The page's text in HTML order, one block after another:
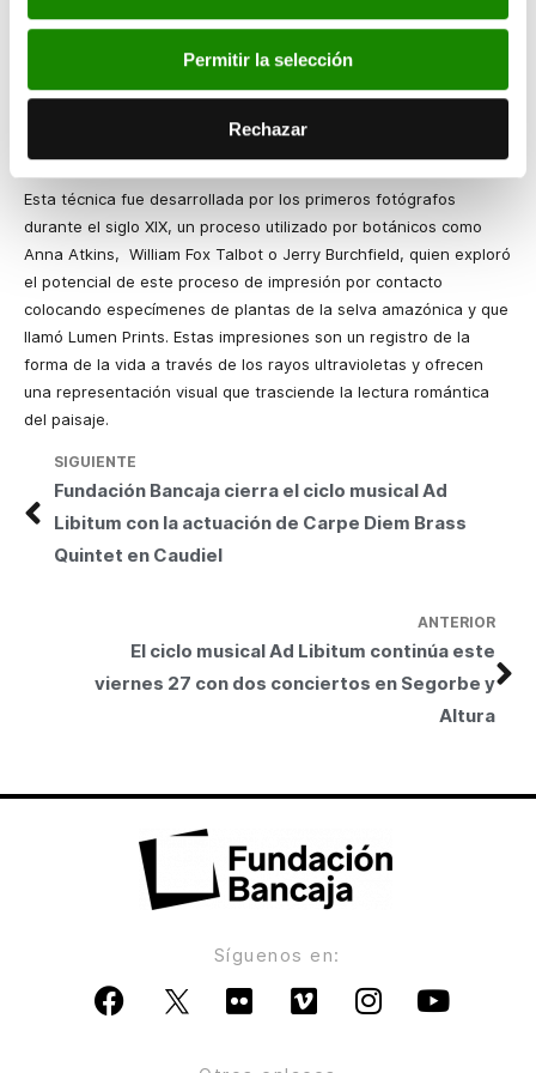
Permitir la selección
Rechazar
Sobre la técnica Lumen
Una impresión Lumen es un fotograma solar: un proceso
fotográfico sin cámara ni objetivos, sobre papel fotográfico en
blanco y negro por acción directa del sol y posterior escaneado
digital.
Esta técnica fue desarrollada por los primeros fotógrafos
durante el siglo XIX, un proceso utilizado por botánicos como
Anna Atkins, William Fox Talbot o Jerry Burchfield, quien exploró
el potencial de este proceso de impresión por contacto
colocando especímenes de plantas de la selva amazónica y que
llamó Lumen Prints. Estas impresiones son un registro de la
forma de la vida a través de los rayos ultravioletas y ofrecen
una representación visual que trasciende la lectura romántica
del paisaje.
ANTERIOR
El ciclo musical Ad Libitum continúa este
viernes 27 con dos conciertos en Segorbe y
Altura
SIGUIENTE
Fundación Bancaja cierra el ciclo musical Ad
Libitum con la actuación de Carpe Diem Brass
Quintet en Caudiel
Síguenos en: